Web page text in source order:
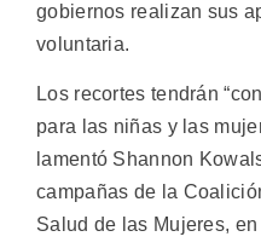
gobiernos realizan sus
voluntaria.
Los recortes tendrán
para las niñas y las
lamentó Shannon
campañas de la
Salud de las Mujeres,